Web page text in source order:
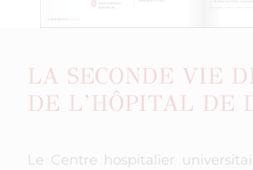
LA SECONDE VIE
DE L’HÔPITAL DE
Le Centre hospitalier